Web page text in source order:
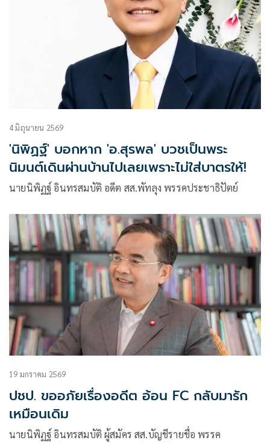
4 มิถุนายน 2569
'นิพิฏฐ์' บอกหาก 'อ.สุรพล' บวชเป็นพระ
นิมนต์เดินผ่านบ้านไปเลยเพราะไม่ใส่บาตรให้!
นายนิพิฏฐ์ อินทรสมบัติ อดีต สส.พัทลุง พรรคประชาธิปัตย์
19 มกราคม 2569
ปชป. ขออภัยเรื่องอดีต อ้อน FC กลับมารัก
เหมือนเดิม
นายนิพิฏฐ์ อินทรสมบัติ ผู้สมัคร สส.บัญชีรายชื่อ พรรค